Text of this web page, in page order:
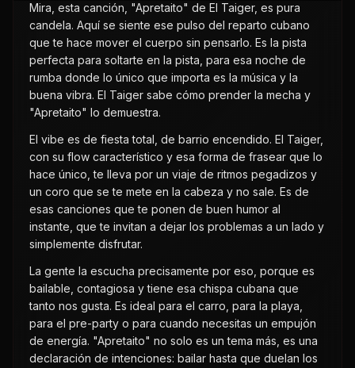
Mira, esta canción, "Apretaito" de El Taiger, es pura
candela. Aquí se siente ese pulso del reparto cubano
que te hace mover el cuerpo sin pensarlo. Es la pista
perfecta para soltarte en la pista, para esa noche de
rumba donde lo único que importa es la música y la
buena vibra. El Taiger sabe cómo prender la mecha y
"Apretaito" lo demuestra.
El vibe es de fiesta total, de barrio encendido. El Taiger,
con su flow característico y esa forma de frasear que lo
hace único, te lleva por un viaje de ritmos pegadizos y
un coro que se te mete en la cabeza y no sale. Es de
esas canciones que te ponen de buen humor al
instante, que te invitan a dejar los problemas a un lado y
simplemente disfrutar.
La gente la escucha precisamente por eso, porque es
bailable, contagiosa y tiene esa chispa cubana que
tanto nos gusta. Es ideal para el carro, para la playa,
para el pre-party o para cuando necesitas un empujón
de energía. "Apretaito" no solo es un tema más, es una
declaración de intenciones: bailar hasta que duelan los